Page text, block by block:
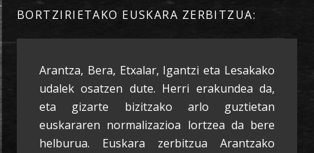
BORTZIRIETAKO EUSKARA ZERBITZUA:
Arantza, Bera, Etxalar, Igantzi eta Lesakako
udalek osatzen dute. Herri erakundea da,
eta gizarte bizitzako arlo guztietan
euskararen normalizazioa lortzea da bere
helburua. Euskara zerbitzua Arantzako